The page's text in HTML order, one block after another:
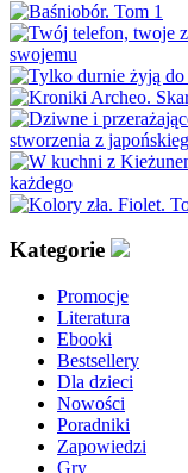
Kategorie
Promocje
Literatura
Ebooki
Bestsellery
Dla dzieci
Nowości
Poradniki
Zapowiedzi
Gry